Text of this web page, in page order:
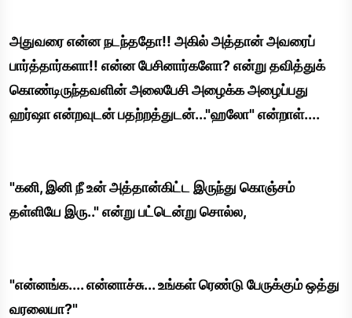
அதுவரை என்ன நடந்ததோ!! அகில் அத்தான் அவரைப்
பார்த்தார்களா!! என்ன பேசினார்களோ? என்று தவித்துக்
கொண்டிருந்தவளின் அலைபேசி அழைக்க அழைப்பது
ஹர்ஷா என்றவுடன் பதற்றத்துடன்..."ஹலோ" என்றாள்....
"கனி, இனி நீ உன் அத்தான்கிட்ட இருந்து கொஞ்சம்
தள்ளியே இரு.." என்று பட்டென்று சொல்ல,
"என்னங்க.... என்னாச்சு... உங்கள் ரெண்டு பேருக்கும் ஒத்து
வரலையா?"